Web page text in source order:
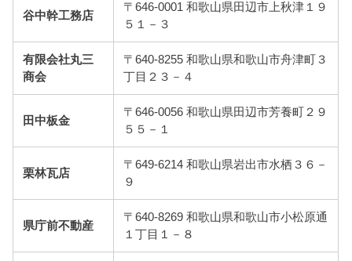
谷中幹工務店
〒646-0001 和歌山県田辺市上秋津１９
５１－３
有限会社丸三
商会
〒640-8255 和歌山県和歌山市舟津町３
丁目２３－４
田中板金
〒646-0056 和歌山県田辺市芳養町２９
５５－１
栗林瓦店
〒649-6214 和歌山県岩出市水栖３６－
９
県庁前不動産
〒640-8269 和歌山県和歌山市小松原通
１丁目１－８